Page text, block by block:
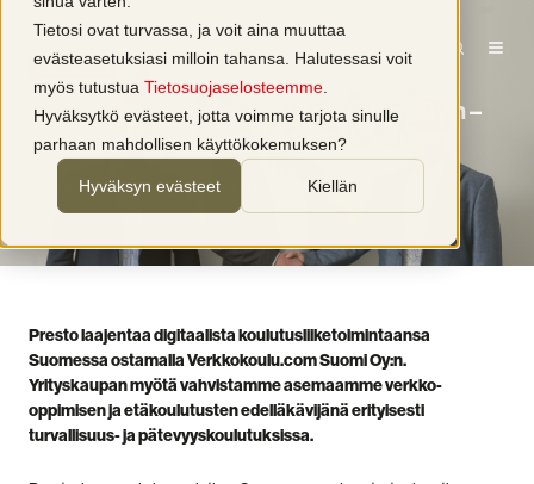
Tietosi ovat turvassa, ja voit aina muuttaa
evästeasetuksiasi milloin tahansa. Halutessasi voit
myös tutustua Tietosuojaselosteemme
Hyväksytkö evästeet, jotta voimme tarjota sinulle
parhaan mahdollisen käyttökokemuksen?
Hyväksyn evästeet Kiellän
Yritysuutiset
Presto ostaa Verkkokoulu.com Suomi Oy:n –
vahvistaa digitaalisia oppimisratkaisujaan
Presto Oy 1 min lukuaika 15.5.2025
Presto laajentaa digitaalista koulutusliiketoimintaansa
Suomessa ostamalla Verkkokoulu.com Suomi Oy:n.
Yrityskaupan myötä vahvistamme asemaamme verkko-
oppimisen ja etäkoulutusten edelläkävijänä erityisesti
turvallisuus- ja pätevyyskoulutuksissa.